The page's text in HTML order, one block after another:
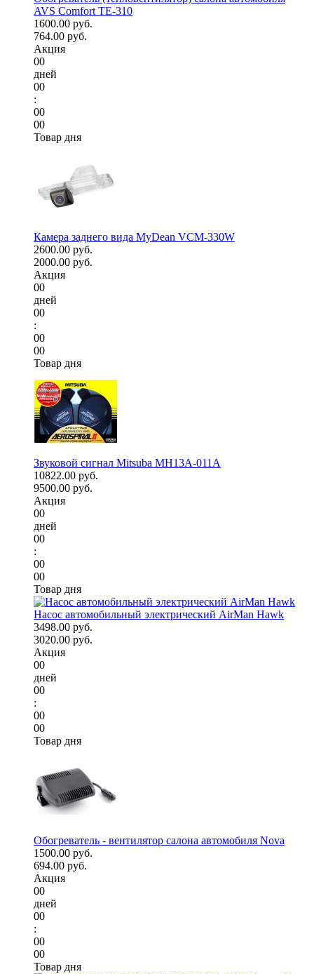
AVS Comfort TE-310
1600.00 руб.
764.00 руб.
Акция
00
дней
00
:
00
00
Товар дня
Камера заднего вида MyDean VCM-330W
2600.00 руб.
2000.00 руб.
Акция
00
дней
00
:
00
00
Товар дня
Звуковой сигнал Mitsuba MH13A-011A
10822.00 руб.
9500.00 руб.
Акция
00
дней
00
:
00
00
Товар дня
Насос автомобильный электрический AirMan Hawk
3498.00 руб.
3020.00 руб.
Акция
00
дней
00
:
00
00
Товар дня
Обогреватель - вентилятор салона автомобиля Nova
1500.00 руб.
694.00 руб.
Акция
00
дней
00
:
00
00
Товар дня